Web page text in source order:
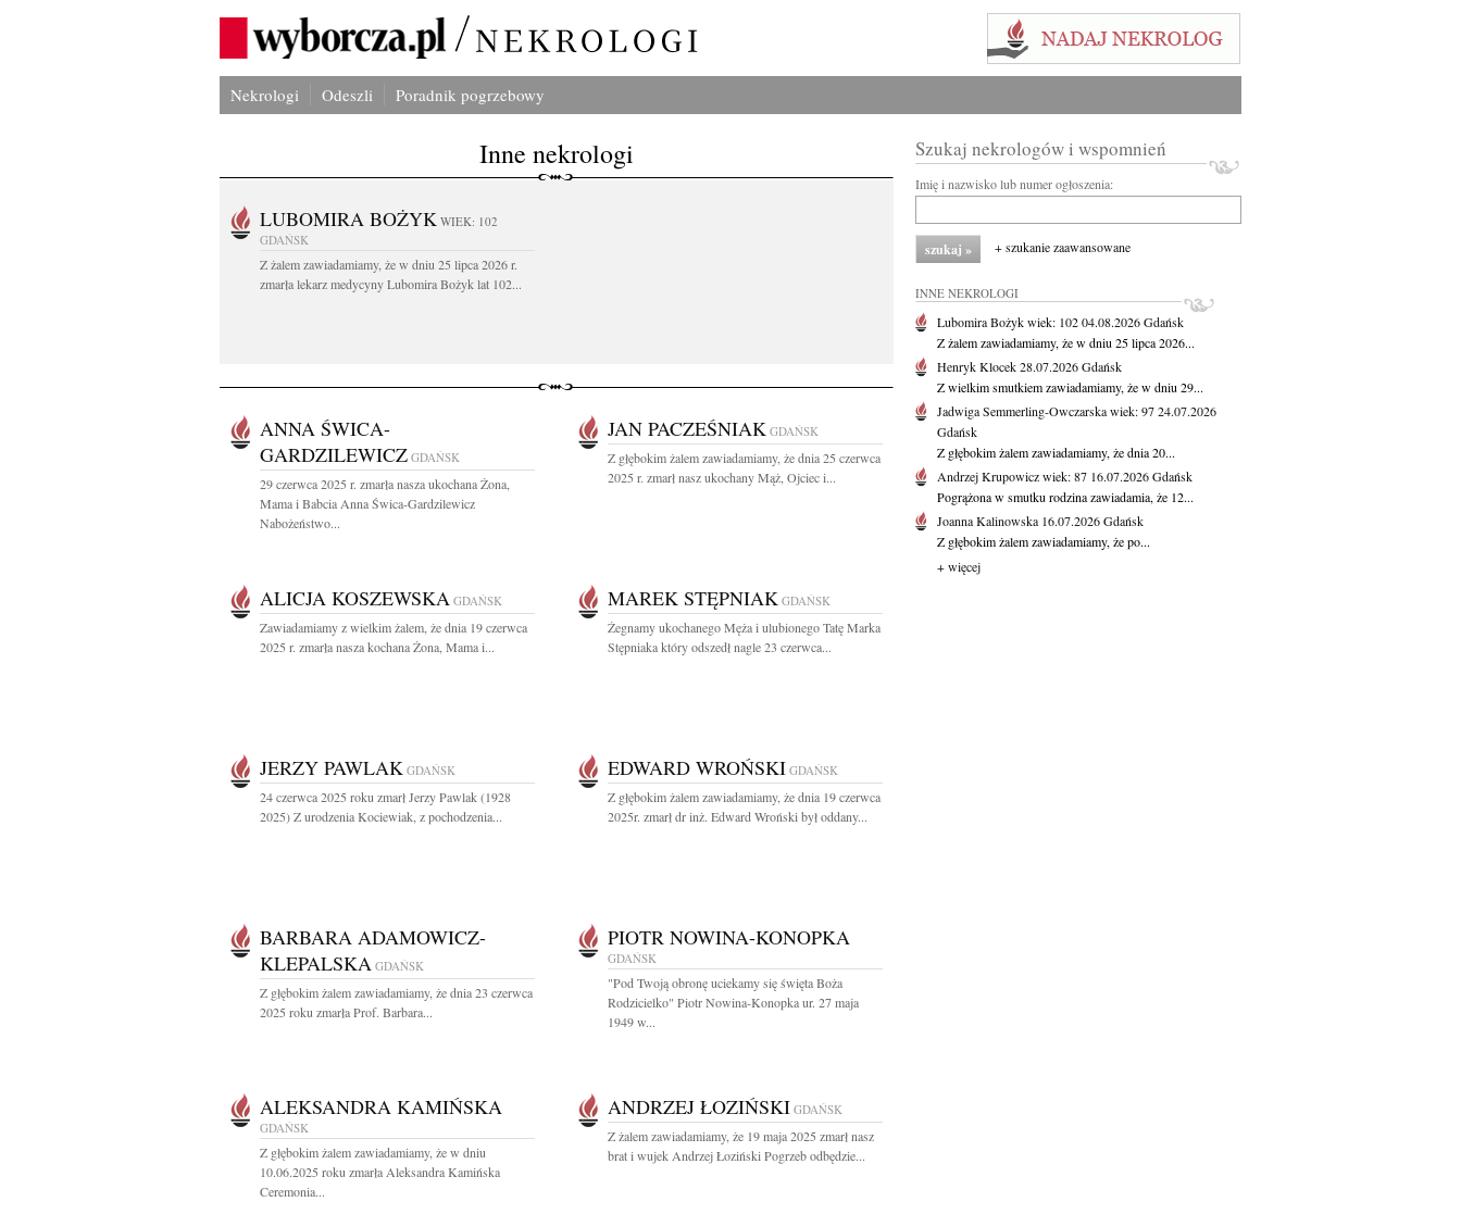
Nekrologi Odeszli Poradnik pogrzebowy
Inne nekrologi
LUBOMIRA BOŻYK WIEK: 102
GDAŃSK
Z żalem zawiadamiamy, że w dniu 25 lipca 2026 r.
zmarła lekarz medycyny Lubomira Bożyk lat 102...
ANNA ŚWICA-
GARDZILEWICZ GDAŃSK
29 czerwca 2025 r. zmarła nasza ukochana Żona,
Mama i Babcia Anna Świca-Gardzilewicz
Nabożeństwo...
JAN PACZEŚNIAK GDAŃSK
Z głębokim żalem zawiadamiamy, że dnia 25 czerwca
2025 r. zmarł nasz ukochany Mąż, Ojciec i...
ALICJA KOSZEWSKA GDAŃSK
Zawiadamiamy z wielkim żalem, że dnia 19 czerwca
2025 r. zmarła nasza kochana Żona, Mama i...
MAREK STĘPNIAK GDAŃSK
Żegnamy ukochanego Męża i ulubionego Tatę Marka
Stępniaka który odszedł nagle 23 czerwca...
JERZY PAWLAK GDAŃSK
24 czerwca 2025 roku zmarł Jerzy Pawlak (1928
2025) Z urodzenia Kociewiak, z pochodzenia...
EDWARD WROŃSKI GDAŃSK
Z głębokim żalem zawiadamiamy, że dnia 19 czerwca
2025r. zmarł dr inż. Edward Wroński był oddany...
BARBARA ADAMOWICZ-
KLEPALSKA GDAŃSK
Z głębokim żalem zawiadamiamy, że dnia 23 czerwca
2025 roku zmarła Prof. Barbara...
PIOTR NOWINA-KONOPKA
GDAŃSK
"Pod Twoją obronę uciekamy się święta Boża
Rodzicielko" Piotr Nowina-Konopka ur. 27 maja
1949 w...
ALEKSANDRA KAMIŃSKA
GDAŃSK
Z głębokim żalem zawiadamiamy, że w dniu
10.06.2025 roku zmarła Aleksandra Kamińska
Ceremonia...
ANDRZEJ ŁOZIŃSKI GDAŃSK
Z żalem zawiadamiamy, że 19 maja 2025 zmarł nasz
brat i wujek Andrzej Łoziński Pogrzeb odbędzie...
Szukaj nekrologów i wspomnień
Imię i nazwisko lub numer ogłoszenia:
+ szukanie zaawansowane
INNE NEKROLOGI
Lubomira Bożykwiek: 10204.08.2026Gdańsk
Z żalem zawiadamiamy, że w dniu 25 lipca 2026...
Henryk Klocek28.07.2026Gdańsk
Z wielkim smutkiem zawiadamiamy, że w dniu 29...
Jadwiga Semmerling-Owczarskawiek: 9724.07.2026
Gdańsk
Z głębokim żalem zawiadamiamy, że dnia 20...
Andrzej Krupowiczwiek: 87 16.07.2026Gdańsk
Pogrążona w smutku rodzina zawiadamia, że 12...
Joanna Kalinowska 16.07.2026Gdańsk
Z głębokim żalem zawiadamiamy, że po...
+ więcej